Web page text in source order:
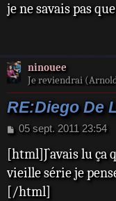
s
je ne savais pas
ninouee
Je reviendrai
RE:Diego De
M
s
s
a
g
05 sept. 2011 23:54
[html]J`avais lu ça
vieille série je
[/html]